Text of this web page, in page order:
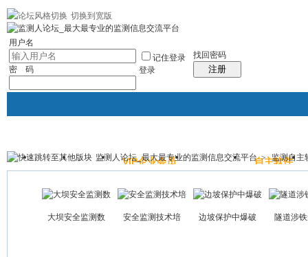
切换到宽版
用户名
密 码
记住登录
登录
找回密码
注册
主站 论坛 VIP企业会员 监测照片 自主软件
帖子
监测人论坛_最大最专业的监测信息交流平台 > 监测自主
大坝安全监测数 安全监测技术培 边坡保护中爆破 隧道涉